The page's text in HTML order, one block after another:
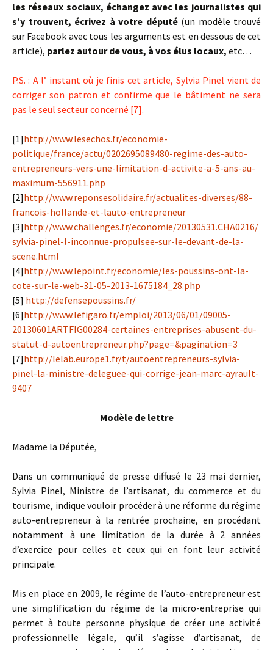
les réseaux sociaux, échangez avec les journalistes qui
s’y trouvent, écrivez à votre député (un modèle trouvé
sur Facebook avec tous les arguments est en dessous de cet
article), parlez autour de vous, à vos élus locaux, etc…
P.S. : A l’ instant où je finis cet article, Sylvia Pinel vient de
corriger son patron et confirme que le bâtiment ne sera
pas le seul secteur concerné [7].
[1]http://www.lesechos.fr/economie-
politique/france/actu/0202695089480-regime-des-auto-
entrepreneurs-vers-une-limitation-d-activite-a-5-ans-au-
maximum-556911.php
[2]http://www.reponsesolidaire.fr/actualites-diverses/88-
francois-hollande-et-lauto-entrepreneur
[3]http://www.challenges.fr/economie/20130531.CHA0216/
sylvia-pinel-l-inconnue-propulsee-sur-le-devant-de-la-
scene.html
[4]http://www.lepoint.fr/economie/les-poussins-ont-la-
cote-sur-le-web-31-05-2013-1675184_28.php
[5] http://defensepoussins.fr/
[6]http://www.lefigaro.fr/emploi/2013/06/01/09005-
20130601ARTFIG00284-certaines-entreprises-abusent-du-
statut-d-autoentrepreneur.php?page=&pagination=3
[7]http://lelab.europe1.fr/t/autoentrepreneurs-sylvia-
pinel-la-ministre-deleguee-qui-corrige-jean-marc-ayrault-
9407
Modèle de lettre
Madame la Députée,
Dans un communiqué de presse diffusé le 23 mai dernier,
Sylvia Pinel, Ministre de l’artisanat, du commerce et du
tourisme, indique vouloir procéder à une réforme du régime
auto-entrepreneur à la rentrée prochaine, en procédant
notamment à une limitation de la durée à 2 années
d’exercice pour celles et ceux qui en font leur activité
principale.
Mis en place en 2009, le régime de l’auto-entrepreneur est
une simplification du régime de la micro-entreprise qui
permet à toute personne physique de créer une activité
professionnelle légale, qu’il s’agisse d’artisanat, de